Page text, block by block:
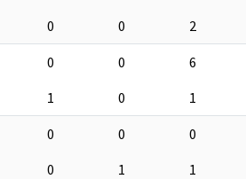
0 0 2
0 0 6
1 0 1
0 0 0
0 1 1